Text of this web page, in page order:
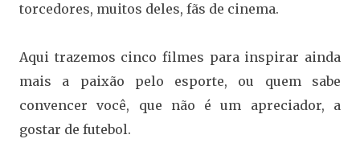
torcedores, muitos deles, fãs de cinema.
Aqui trazemos cinco filmes para inspirar ainda
mais a paixão pelo esporte, ou quem sabe
convencer você, que não é um apreciador, a
gostar de futebol.